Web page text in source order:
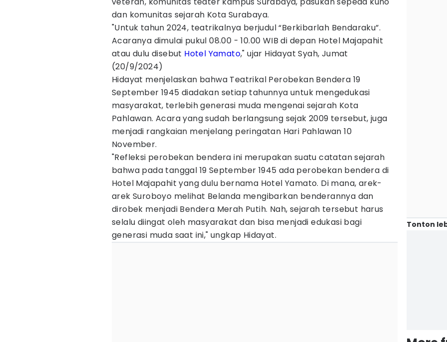
dan komunitas sejarah Kota Surabaya.
"Untuk tahun 2024, teatrikalnya berjudul “Berkibarlah Bendaraku”.
Acaranya dimulai pukul 08.00 - 10.00 WIB di depan Hotel Majapahit
atau dulu disebut Hotel Yamato," ujar Hidayat Syah, Jumat
(20/9/2024)
Hidayat menjelaskan bahwa Teatrikal Perobekan Bendera 19
September 1945 diadakan setiap tahunnya untuk mengedukasi
masyarakat, terlebih generasi muda mengenai sejarah Kota
Pahlawan. Acara yang sudah berlangsung sejak 2009 tersebut, juga
menjadi rangkaian menjelang peringatan Hari Pahlawan 10
November.
"Refleksi perobekan bendera ini merupakan suatu catatan sejarah
bahwa pada tanggal 19 September 1945 ada perobekan bendera di
Hotel Majapahit yang dulu bernama Hotel Yamato. Di mana, arek-
arek Suroboyo melihat Belanda mengibarkan benderannya dan
dirobek menjadi Bendera Merah Putih. Nah, sejarah tersebut harus
selalu diingat oleh masyarakat dan bisa menjadi edukasi bagi
generasi muda saat ini," ungkap Hidayat.
Tonton